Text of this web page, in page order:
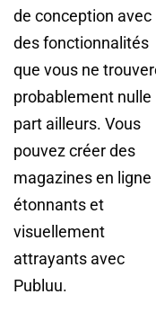
de conception avec
des fonctionnalités
que vous ne
probablement nulle
part ailleurs. Vous
pouvez créer des
magazines en ligne
étonnants et
visuellement
attrayants avec
Publuu.